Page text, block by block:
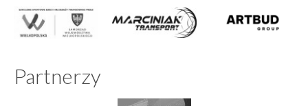
Partnerzy